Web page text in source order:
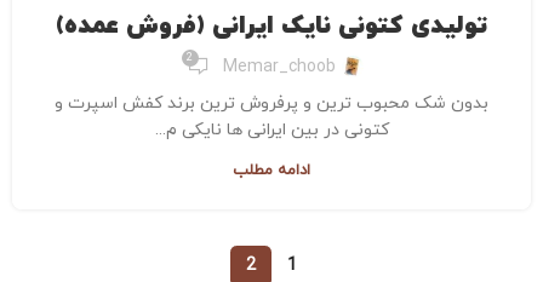
تولیدی کتونی نایک ایرانی (فروش عمده)
Memar_choob
2
بدون شک محبوب ترین و پرفروش ترین برند کفش اسپرت و
کتونی در بین ایرانی ها نایکی م...
ادامه مطلب
1
2